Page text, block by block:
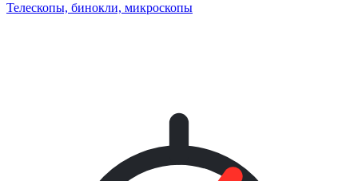
Телескопы, бинокли, микроскопы